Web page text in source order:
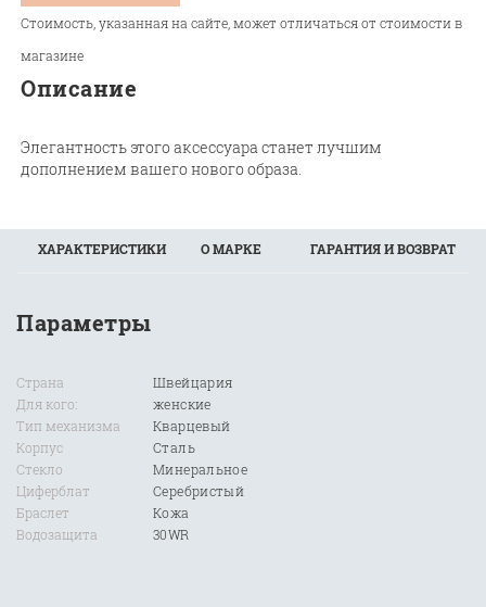
Стоимость, указанная на сайте, может отличаться от стоимости в
магазине
Описание
Элегантность этого аксессуара станет лучшим
дополнением вашего нового образа.
ХАРАКТЕРИСТИКИ О МАРКЕ ГАРАНТИЯ И ВОЗВРАТ
Параметры
Страна
Для кого:
Тип механизма
Корпус
Стекло
Циферблат
Браслет
Водозащита
Швейцария
женские
Кварцевый
Сталь
Минеральное
Серебристый
Кожа
30WR